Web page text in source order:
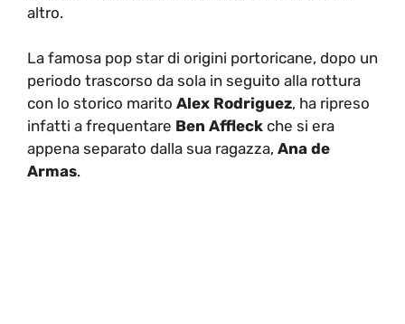
altro.
La famosa pop star di origini portoricane, dopo un
periodo trascorso da sola in seguito alla rottura
con lo storico marito Alex Rodriguez, ha ripreso
infatti a frequentare Ben Affleck che si era
appena separato dalla sua ragazza, Ana de
Armas.